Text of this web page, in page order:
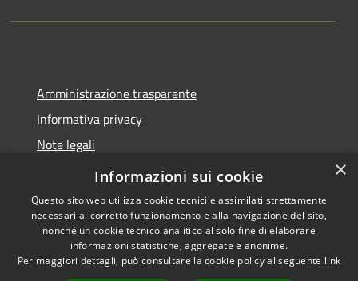
Amministrazione trasparente
Informativa privacy
Note legali
Dichiarazione di accessibilità
Accessibilità
Copyright © 2026 • Comune di
Molinella • Powered by
×
Informazioni sui cookie
Questo sito web utilizza cookie tecnici e assimilati strettamente
necessari al corretto funzionamento e alla navigazione del sito,
nonché un cookie tecnico analitico al solo fine di elaborare
informazioni statistiche, aggregate e anonime.
Per maggiori dettagli, può consultare la cookie policy al seguente link